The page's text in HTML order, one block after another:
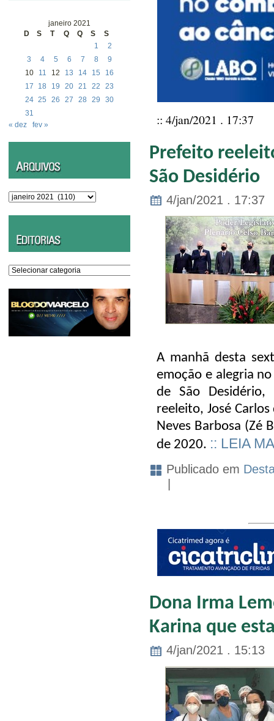
janeiro 2021
D
S T Q Q S
S
1
2
3
4 5 6 7 8
9
10
11 12 13 14 15
16
17
18 19 20 21 22
23
24 25 26 27 28 29
30
31
« dez
fev »
Arquivos
Editorias
:: 4/jan/2021 . 17:37
Prefeito
São Desidério
4/jan/2021 . 17:37
A manhã desta
emoção e alegria
de São
reeleito, José
Neves Barbosa (Zé
de 2020. :: LEIA
Publicado em
Dona Irma
Karina que
4/jan/2021 . 15:13